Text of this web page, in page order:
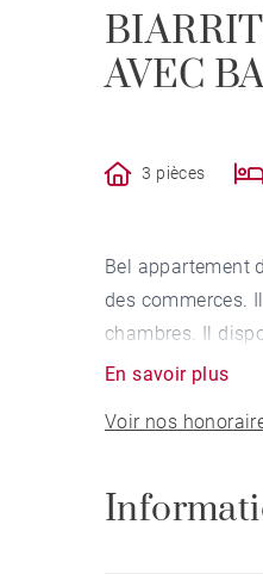
AVEC
3 pièces
Bel appartement
des commerces.
chambres. Il
En savoir plus
Voir nos